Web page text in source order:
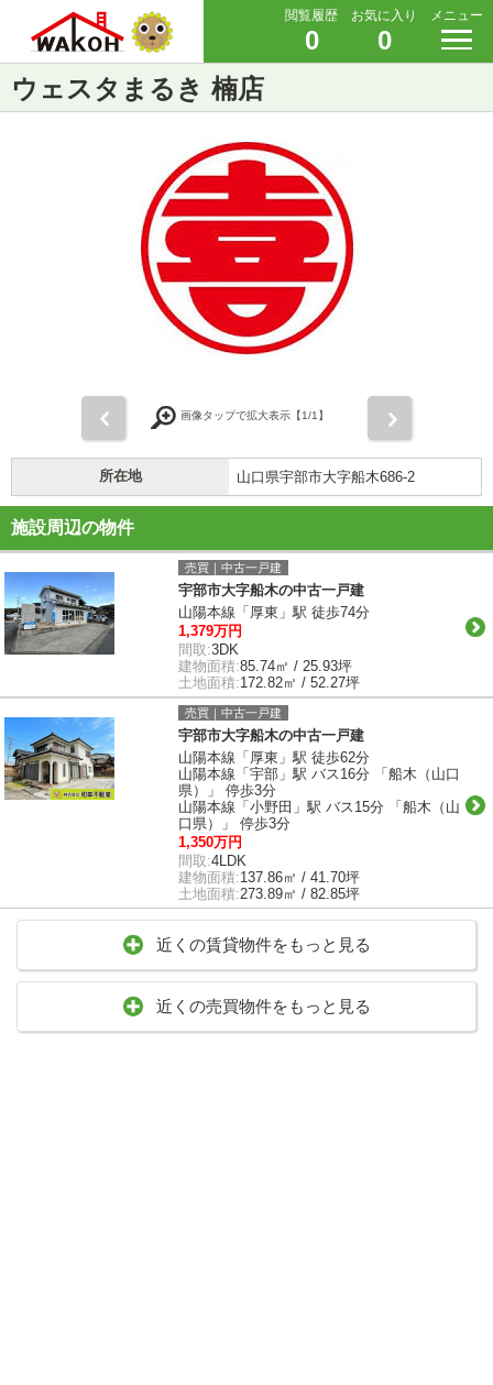
閲覧履歴
0
お気に入り
0
メニュー
ウェスタまるき 楠店
画像タップで拡大表示【1/1】
所在地 山口県宇部市大字船木686-2
施設周辺の物件
売買｜中古一戸建
宇部市大字船木の中古一戸建
山陽本線「厚東」駅 徒歩74分
1,379万円
間取:3DK
建物面積:85.74㎡ / 25.93坪
土地面積:172.82㎡ / 52.27坪
売買｜中古一戸建
宇部市大字船木の中古一戸建
山陽本線「厚東」駅 徒歩62分
山陽本線「宇部」駅 バス16分 「船木（山口
県）」 停歩3分
山陽本線「小野田」駅 バス15分 「船木（山
口県）」 停歩3分
1,350万円
間取:4LDK
建物面積:137.86㎡ / 41.70坪
土地面積:273.89㎡ / 82.85坪
近くの賃貸物件をもっと見る
近くの売買物件をもっと見る